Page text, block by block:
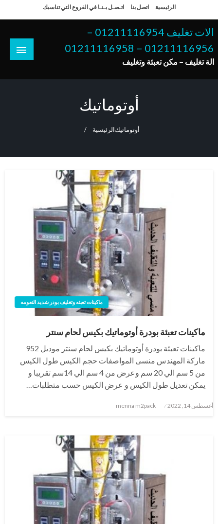
إلى
المحتوى
الرئيسية اتصل بنا اتـصـل بـنـا في الفروع التي تناسبك
الات تغليف 01211116954 –
01211116956 – 01211116958
الة تغليف – مكن تعبئة وتغليف
أوتوماتيك
الرئيسيةأوتوماتيك
ماكينات تعبئه وتغليف بودر شديد النعومه
ماكينات تعبئة بودرة أوتوماتيك بكيس لحام سنتر
ماكينات تعبئة بودرة أوتوماتيك بكيس لحام سنتر موديل 952
ماركة المهندس منسى المواصفات حجم الكيس طول الكيس
من 5 سم الي 20 سم وعرض من 4 سم الي 14سم تقريبا و
يمكن تعديل طول الكيس و عرض الكيس حسب متطلبات…
نُشر
أغسطس 14, 2022 menna m2pack